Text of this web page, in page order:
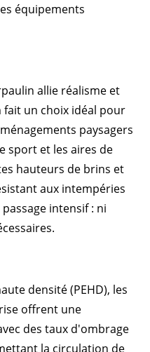
équipements
allie réalisme et
un choix idéal pour
paysagers
sport et les aires de
hauteurs de brins et
aux intempéries
intensif : ni
densité (PEHD), les
offrent une
des taux d'ombrage
la circulation de